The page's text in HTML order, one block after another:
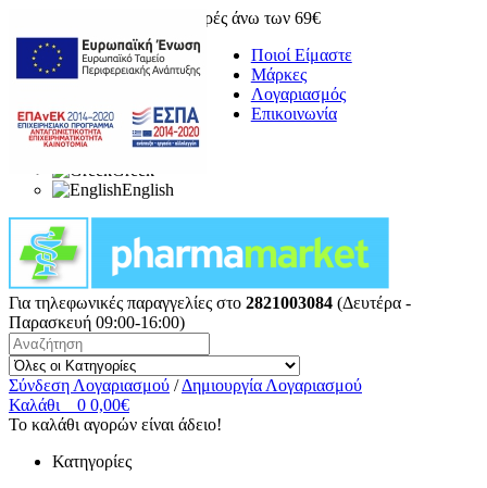
Δωρεάν μεταφορικά για αγορές άνω των 69€
Ποιοί Είμαστε
Μάρκες
Λογαριασμός
Επικοινωνία
Greek
English
Για τηλεφωνικές παραγγελίες στο 2821003084 (Δευτέρα -
Παρασκευή 09:00-16:00)
Σύνδεση Λογαριασμού / Δημιουργία Λογαριασμού
Καλάθι
0 0,00€
Το καλάθι αγορών είναι άδειο!
Κατηγορίες